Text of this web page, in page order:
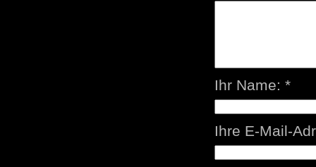
Ihr Name: *
Ihre E-Mail-